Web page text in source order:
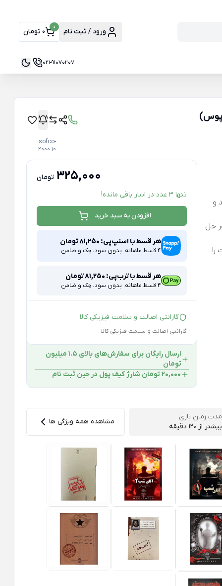
ورود / ثبت نام 0 0 تومان
021-91070207
sofco-
2000-10
و
حل
را
325,000 تومان
تنها 3 عدد در انبار باقی مانده!
افزودن به سبد خرید
هر قسط با اسنپ‌پی: 81,250تومان
4 قسط ماهانه. بدون سود، چک و ضامن
هر قسط با ترب‌پی: 81,250تومان
4 قسط ماهانه. بدون سود، چک و ضامن
گارانتی اصالت و سلامت فیزیکی کالا
گارانتی اصالت و سلامت فیزیکی کالا
ارسال رایگان برای سفارش‌های بالای 1.5 میلیون
تومان
۲۰,۰۰۰ تومان شارژ کیف پول در حین ثبت ‌نام
مدت زمان بازی
بیشتر از 120 دقیقه
مشاهده همه ویژگی ها